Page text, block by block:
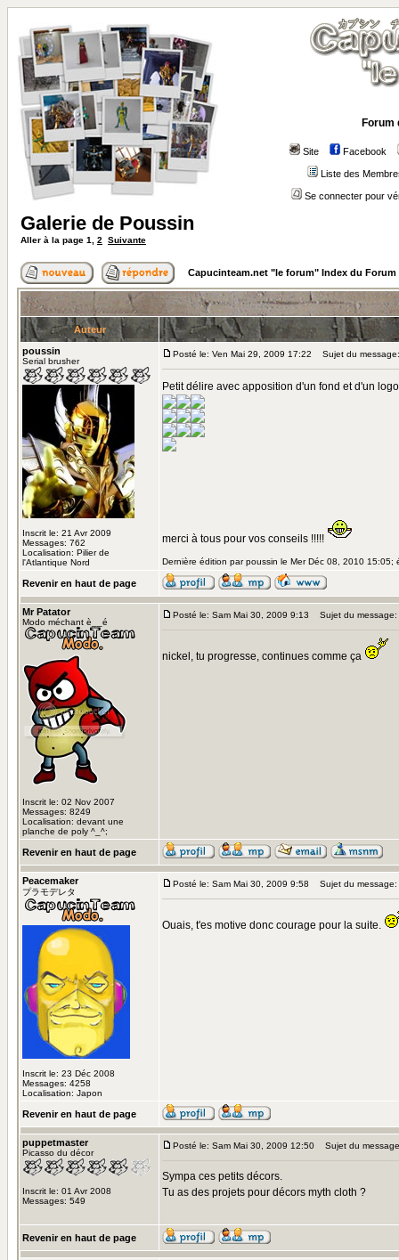
Forum
Site Facebook
Liste des
Se connecter pour
Galerie de Poussin
Aller à la page 1 2 Suivante
Capucinteam.net "le forum" Index du Forum
Auteur
poussin
Serial brusher
Inscrit le: 21 Avr 2009
Messages: 762
Localisation: Pilier de
l'Atlantique Nord
Posté le: Ven Mai 29, 2009 17:22 Sujet du
Petit délire avec apposition d'un fond et d'un
merci à tous pour vos conseils !!!!!
Dernière édition par poussin le Mer Déc 08, 2010 15:05;
Revenir en haut de page
Mr Patator
Modo méchant è__é
Inscrit le: 02 Nov 2007
Messages: 8249
Localisation: devant une
planche de poly ^_^;
Posté le: Sam Mai 30, 2009 9:13 Sujet du message:
nickel, tu progresse, continues comme ça
Revenir en haut de page
Peacemaker
プラモデレタ
Inscrit le: 23 Déc 2008
Messages: 4258
Localisation: Japon
Posté le: Sam Mai 30, 2009 9:58 Sujet du message:
Ouais, t'es motive donc courage pour la suite.
Revenir en haut de page
puppetmaster
Picasso du décor
Inscrit le: 01 Avr 2008
Messages: 549
Posté le: Sam Mai 30, 2009 12:50 Sujet du
Sympa ces petits décors.
Tu as des projets pour décors myth cloth ?
Revenir en haut de page